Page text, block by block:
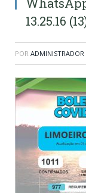
13.25.16
POR ADMINISTRADOR